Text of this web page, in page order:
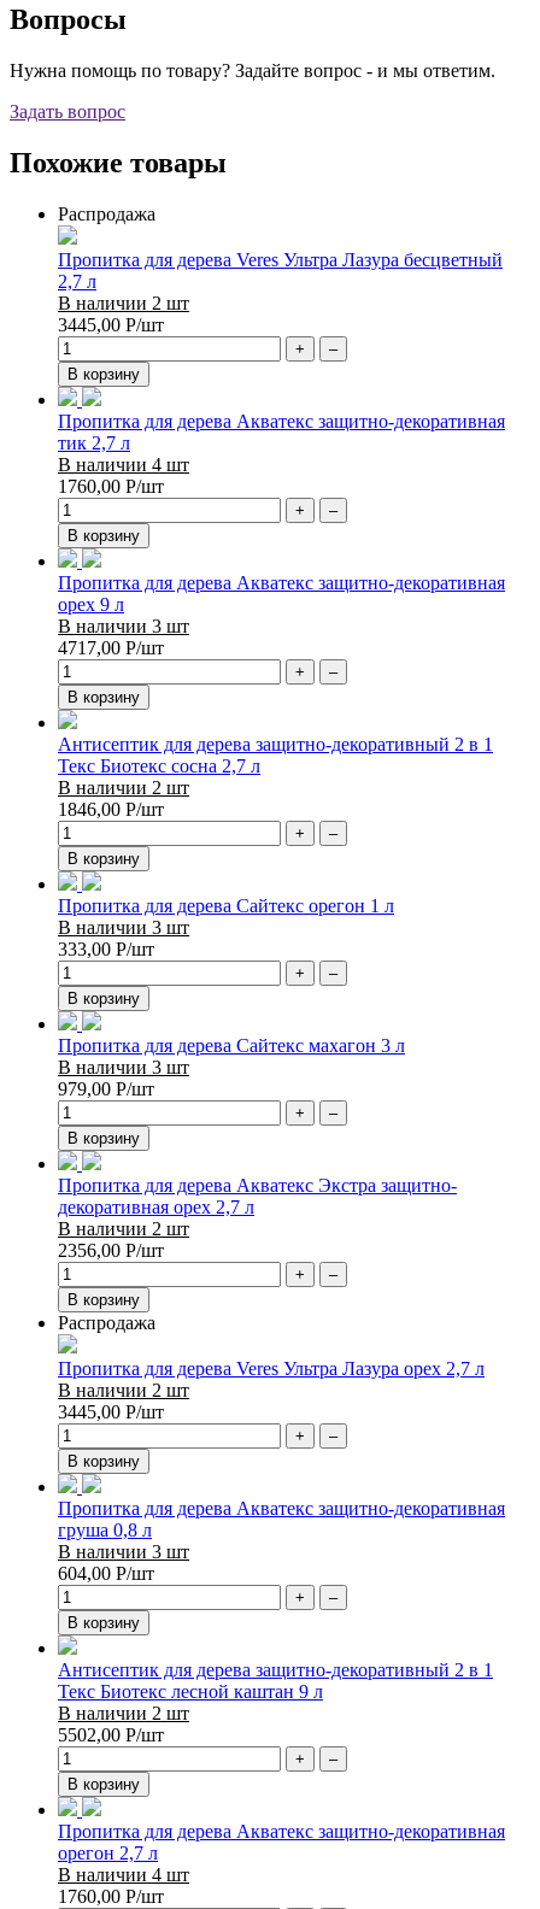
Вопросы
Нужна помощь по товару? Задайте вопрос - и мы ответим.
Задать вопрос
Похожие товары
Распродажа
Пропитка для дерева Veres Ультра Лазура бесцветный
2,7 л
В наличии 2 шт
3445,00 Р/шт
+
–
В корзину
Пропитка для дерева Акватекс защитно-декоративная
тик 2,7 л
В наличии 4 шт
1760,00 Р/шт
+
–
В корзину
Пропитка для дерева Акватекс защитно-декоративная
орех 9 л
В наличии 3 шт
4717,00 Р/шт
+
–
В корзину
Антисептик для дерева защитно-декоративный 2 в 1
Текс Биотекс сосна 2,7 л
В наличии 2 шт
1846,00 Р/шт
+
–
В корзину
Пропитка для дерева Сайтекс орегон 1 л
В наличии 3 шт
333,00 Р/шт
+
–
В корзину
Пропитка для дерева Сайтекс махагон 3 л
В наличии 3 шт
979,00 Р/шт
+
–
В корзину
Пропитка для дерева Акватекс Экстра защитно-
декоративная орех 2,7 л
В наличии 2 шт
2356,00 Р/шт
+
–
В корзину
Распродажа
Пропитка для дерева Veres Ультра Лазура орех 2,7 л
В наличии 2 шт
3445,00 Р/шт
+
–
В корзину
Пропитка для дерева Акватекс защитно-декоративная
груша 0,8 л
В наличии 3 шт
604,00 Р/шт
+
–
В корзину
Антисептик для дерева защитно-декоративный 2 в 1
Текс Биотекс лесной каштан 9 л
В наличии 2 шт
5502,00 Р/шт
+
–
В корзину
Пропитка для дерева Акватекс защитно-декоративная
орегон 2,7 л
В наличии 4 шт
1760,00 Р/шт